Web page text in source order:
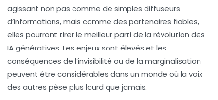
agissant non pas comme de simples diffuseurs
d’informations, mais comme des partenaires fiables,
elles pourront tirer le meilleur parti de la révolution des
IA génératives. Les enjeux sont élevés et les
conséquences de l’invisibilité ou de la marginalisation
peuvent être considérables dans un monde où la voix
des autres pèse plus lourd que jamais.